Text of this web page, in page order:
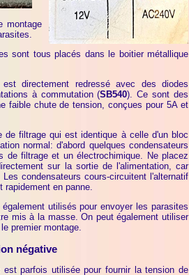
montage
sont tous placés dans le boitier métallique
est directement redressé avec des diodes
à commutation (SB540). Ce sont des
faible chute de tension, conçues pour 5A et
de filtrage qui est identique à celle d'un bloc
normal: d'abord quelques condensateurs
de filtrage et un électrochimique. Ne placez
sur la sortie de l'alimentation, car
condensateurs cours-circuitent l'alternatif
en panne.
utilisés pour envoyer les parasites
mis à la masse. On peut également utiliser
premier montage.
négative
est parfois utilisée pour fournir la tension de